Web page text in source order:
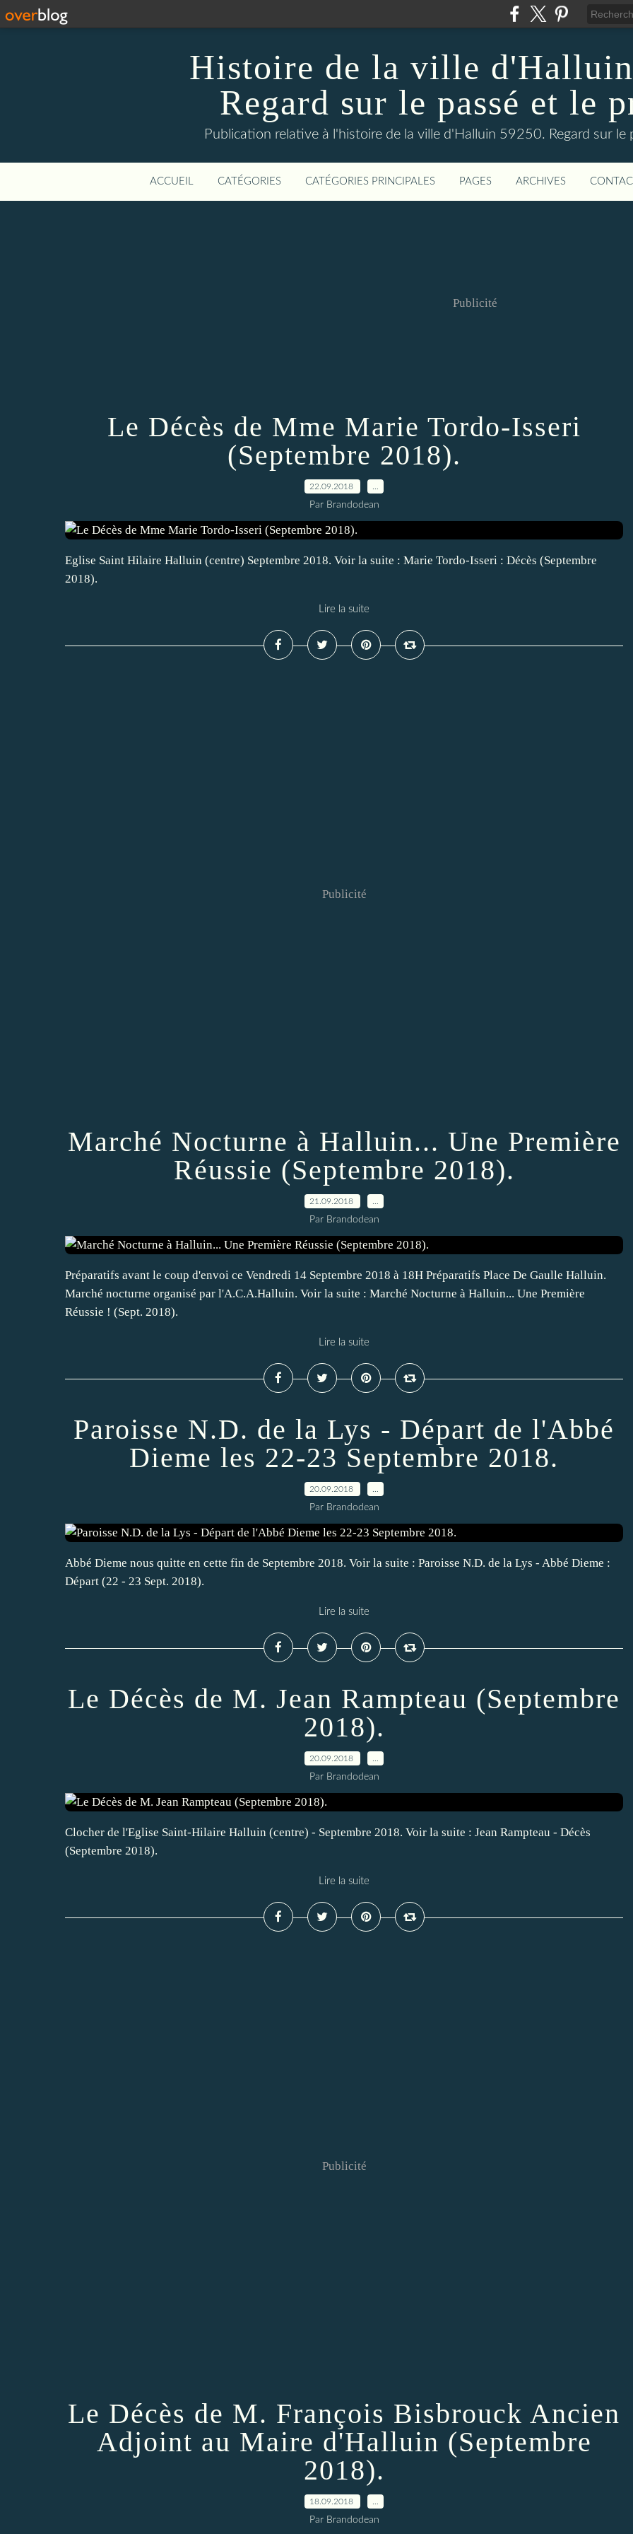
Histoire de la ville
Regard sur le passé et le
Publication relative à l'histoire de la ville d'Halluin 59250. Regard sur le
ACCUEIL CATÉGORIES CATÉGORIES PRINCIPALES PAGES ARCHIVES
Publicité
Le Décès de Mme Marie Tordo-Isseri
(Septembre 2018).
22.09.2018
Par Brandodean
Eglise Saint Hilaire Halluin (centre) Septembre 2018. Voir la suite : Marie Tordo-Isseri : Décès (Septembre
2018).
Lire la suite
Publicité
Marché Nocturne à Halluin... Une Première
Réussie (Septembre 2018).
21.09.2018
Par Brandodean
Préparatifs avant le coup d'envoi ce Vendredi 14 Septembre 2018 à 18H Préparatifs Place De Gaulle Halluin.
Marché nocturne organisé par l'A.C.A.Halluin. Voir la suite : Marché Nocturne à Halluin... Une Première
Réussie ! (Sept. 2018).
Lire la suite
Paroisse N.D. de la Lys - Départ de l'Abbé
Dieme les 22-23 Septembre 2018.
20.09.2018
Par Brandodean
Abbé Dieme nous quitte en cette fin de Septembre 2018. Voir la suite : Paroisse N.D. de la Lys - Abbé Dieme :
Départ (22 - 23 Sept. 2018).
Lire la suite
Le Décès de M. Jean Rampteau (Septembre
2018).
20.09.2018
Par Brandodean
Clocher de l'Eglise Saint-Hilaire Halluin (centre) - Septembre 2018. Voir la suite : Jean Rampteau - Décès
(Septembre 2018).
Lire la suite
Publicité
Le Décès de M. François Bisbrouck Ancien
Adjoint au Maire d'Halluin (Septembre
2018).
18.09.2018
Par Brandodean